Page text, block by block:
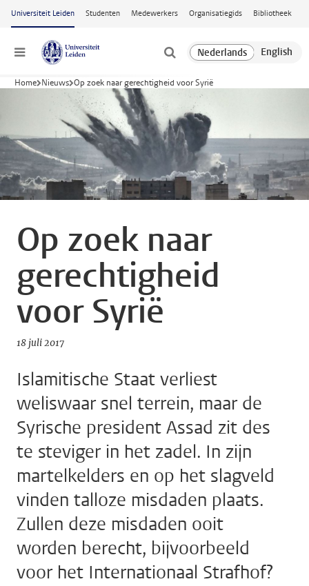
Ga naar hoofdinhoud
Universiteit Leiden Studenten Medewerkers Organisatiegids Bibliotheek
Menu
Home Nieuws Op zoek naar gerechtigheid voor Syrië
Op zoek naar
gerechtigheid
voor Syrië
18 juli 2017
Islamitische Staat verliest
weliswaar snel terrein, maar de
Syrische president Assad zit des
te steviger in het zadel. In zijn
martelkelders en op het slagveld
vinden talloze misdaden plaats.
Zullen deze misdaden ooit
worden berecht, bijvoorbeeld
voor het Internationaal Strafhof?